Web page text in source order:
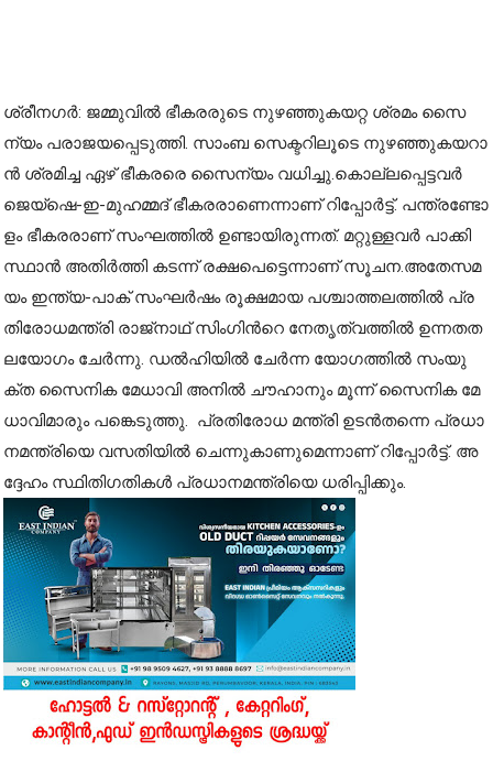
ശ്രീനഗർ: ജ​മ്മു​വി​​ല്‍ ഭീ​ക​ര​രു​ടെ നു​ഴ​ഞ്ഞു​ക​യ​റ്റ ശ്ര​മം സൈ​
ന്യം പ​രാ​ജ​യ​പ്പെ​ടു​ത്തി. സാം​ബ സെ​ക്ട​റി​ലൂ​ടെ നു​ഴ​ഞ്ഞു​ക​യ​റാ​
ന്‍ ശ്ര​മി​ച്ച ഏ​ഴ് ഭീ​ക​ര​രെ സൈ​ന്യം വ​ധി​ച്ചു.കൊ​ല്ല​പ്പെ​ട്ട​വ​ര്‍
ജെ​യ്‌​ഷെ-​ഇ-​മു​ഹ​മ്മ​ദ് ഭീ​ക​ര​രാ​ണെ​ന്നാ​ണ് റി​പ്പോ​ര്‍​ട്ട്. പ​ന്ത്ര​ണ്ടോ​
ളം ഭീ​ക​ര​രാണ് സം​ഘ​ത്തി​ല്‍ ഉ​ണ്ടാ​യി​രു​ന്ന​ത്. മ​റ്റു​ള്ള​വ​ര്‍ പാ​ക്കി​
സ്ഥാ​ന്‍ അ​തി​ര്‍​ത്തി ക​ട​ന്ന് ര​ക്ഷ​പെ​ട്ടെ​ന്നാ​ണ് സൂ​ച​ന.അ​തേ​സ​മ​
യം ഇ​ന്ത്യ-​പാ​ക് സം​ഘ​ർ​ഷം രൂ​ക്ഷ​മാ​യ പ​ശ്ചാ​ത്ത​ല​ത്തി​ൽ പ്ര​
തി​രോ​ധ​മ​ന്ത്രി രാ​ജ്നാ​ഥ് സിം​ഗി​ന്‍റെ നേ​തൃ​ത്വ​ത്തി​ൽ ഉ​ന്ന​ത​ത​
ല​യോ​ഗം ചേ​ർ​ന്നു. ഡ​ൽ​ഹി​യി​ൽ ചേ​ർ​ന്ന യോ​ഗ​ത്തി​ൽ സം​യു​
ക്ത സൈ​നി​ക മേ​ധാ​വി അ​നി​ൽ ചൗ​ഹാ​നും മൂ​ന്ന് സൈ​നി​ക മേ​
ധാ​വി​മാ​രും പ​ങ്കെ​ടു​ത്തു. പ്ര​തി​രോ​ധ മ​ന്ത്രി ഉ​ട​ൻ​ത​ന്നെ പ്ര​ധാ​
ന​മ​ന്ത്രി​യെ വ​സ​തി​യി​ൽ ചെ​ന്നു​കാ​ണു​മെ​ന്നാ​ണ് റി​പ്പോ​ർ​ട്ട്. അ​
ദ്ദേ​ഹം സ്ഥി​തി​ഗ​തി​ക​ൾ പ്ര​ധാ​ന​മ​ന്ത്രി​യെ ധ​രി​പ്പി​ക്കും.